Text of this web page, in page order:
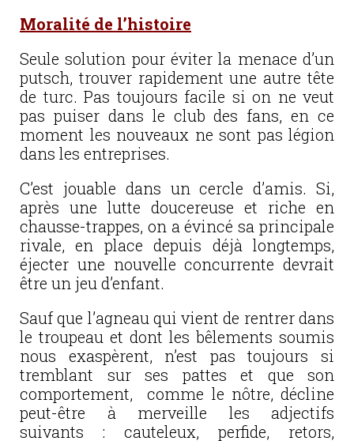
Moralité de l’histoire
Seule solution pour éviter la menace d’un
putsch, trouver rapidement une autre tête
de turc. Pas toujours facile si on ne veut
pas puiser dans le club des fans, en ce
moment les nouveaux ne sont pas légion
dans les entreprises.
C’est jouable dans un cercle d’amis. Si,
après une lutte doucereuse et riche en
chausse-trappes, on a évincé sa principale
rivale, en place depuis déjà longtemps,
éjecter une nouvelle concurrente devrait
être un jeu d’enfant.
Sauf que l’agneau qui vient de rentrer dans
le troupeau et dont les bêlements soumis
nous exaspèrent, n’est pas toujours si
tremblant sur ses pattes et que son
comportement, comme le nôtre, décline
peut-être à merveille les adjectifs
suivants : cauteleux, perfide, retors,